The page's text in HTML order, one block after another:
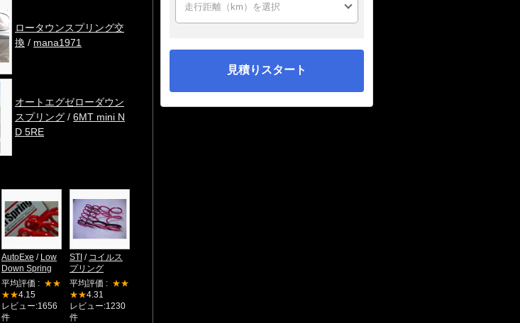
ロータウンスプリング交
換 / mana1971
オートエグゼローダウン
スプリング / 6MT mini N
D 5RE
AutoExe / Low
Down Spring
平均評価 : ★★
★★4.15
レビュー:1656
件
STI / コイルス
プリング
平均評価 : ★★
★★4.31
レビュー:1230
件
見積りスタート